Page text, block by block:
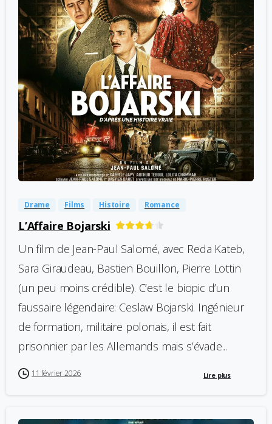
0 -
Drame Films Histoire Romance
L’Affaire Bojarski
Un film de Jean-Paul Salomé, avec Reda Kateb,
Sara Giraudeau, Bastien Bouillon, Pierre Lottin
(un peu moins crédible). C’est le biopic d’un
faussaire légendaire: Ceslaw Bojarski. Ingénieur
de formation, militaire polonais, il est fait
prisonnier par les Allemands mais s’évade...
11 février 2026 Lire plus